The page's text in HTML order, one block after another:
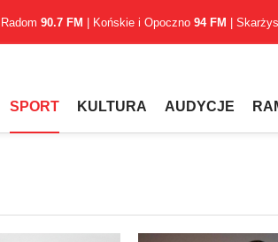
Radom 90.7 FM | Końskie i Opoczno 94 FM |
SPORT KULTURA AUDYCJE